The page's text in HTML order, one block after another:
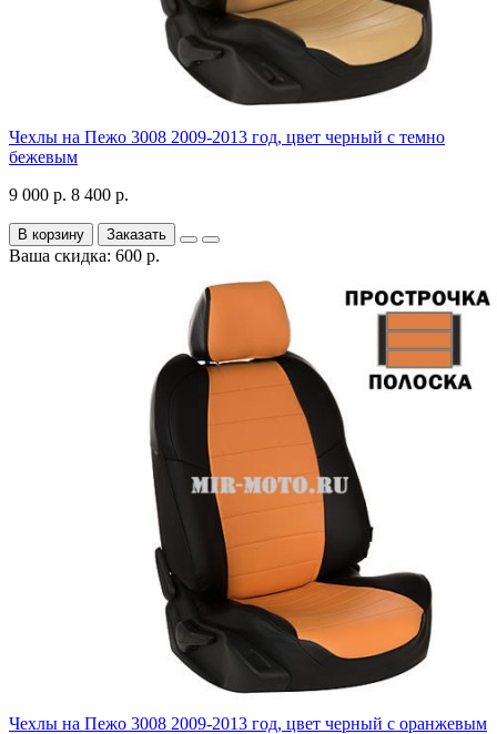
Чехлы на Пежо 3008 2009-2013 год, цвет черный с темно
бежевым
9 000 р. 8 400 р.
В корзину Заказать
Ваша скидка: 600 р.
Чехлы на Пежо 3008 2009-2013 год, цвет черный с оранжевым